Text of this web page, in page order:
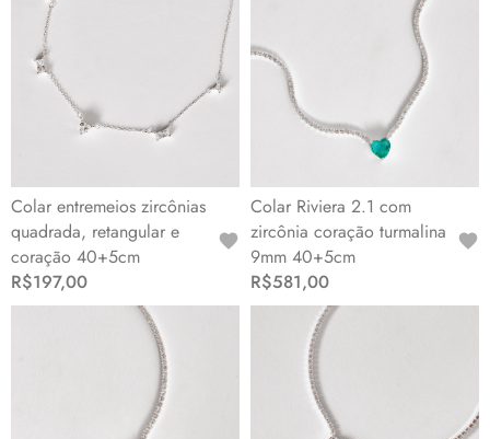
Colar entremeios zircônias
quadrada, retangular e
coração 40+5cm
R$197,00
Colar Riviera 2.1 com
zircônia coração turmalina
9mm 40+5cm
R$581,00